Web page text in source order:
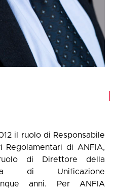
il ruolo di Responsabile
Regolamentari di ANFIA,
di Direttore della
di Unificazione
anni. Per ANFIA